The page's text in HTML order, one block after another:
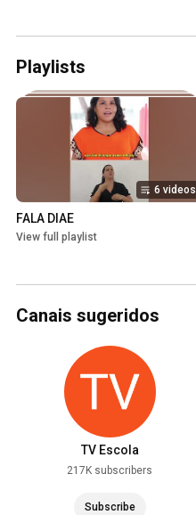
Playlists
6 videos
FALA DIAE
View full playlist
Canais sugeridos
TV Escola
217K subscribers
Subscribe